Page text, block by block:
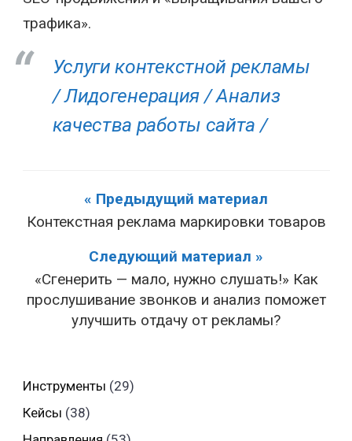
трафика».
Услуги контекстной рекламы
/Лидогенерация /Анализ
качества работы сайта /
« Предыдущий материал
Контекстная реклама маркировки товаров
Следующий материал »
«Сгенерить — мало, нужно слушать!» Как
прослушивание звонков и анализ поможет
улучшить отдачу от рекламы?
Инструменты (29)
Кейсы (38)